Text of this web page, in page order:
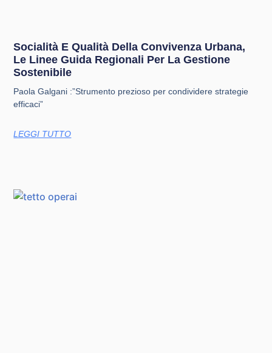
Socialità E Qualità Della Convivenza Urbana,
Le Linee Guida Regionali Per La Gestione
Sostenibile
Paola Galgani :”Strumento prezioso per condividere strategie
efficaci”
LEGGI TUTTO